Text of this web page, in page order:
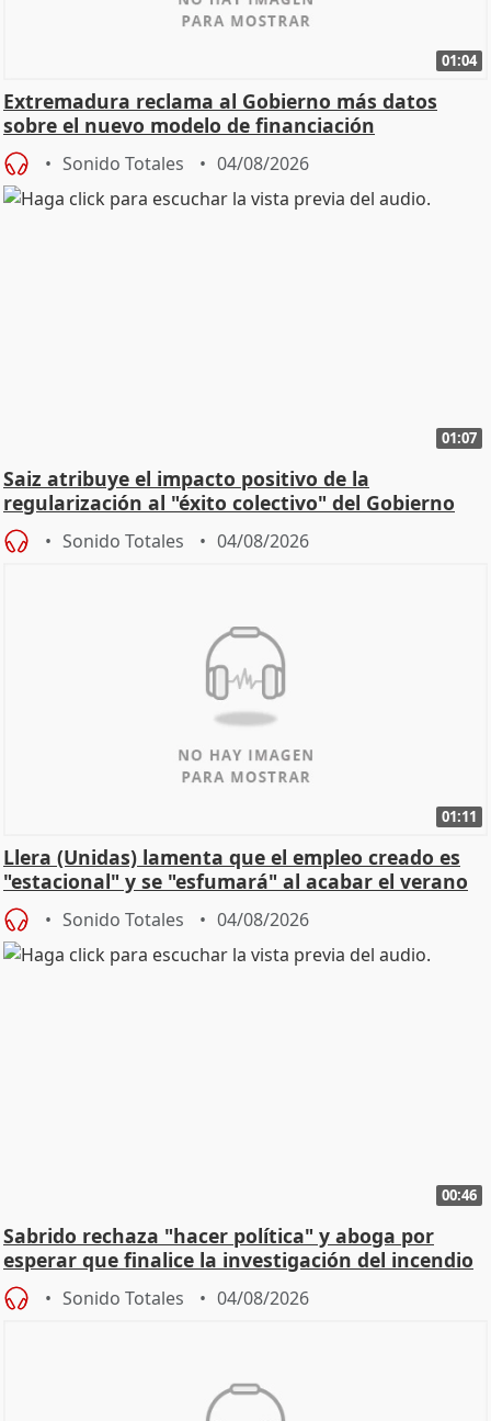
01:04
Extremadura reclama al Gobierno más datos
sobre el nuevo modelo de financiación
Sonido Totales 04/08/2026
01:07
Saiz atribuye el impacto positivo de la
regularización al "éxito colectivo" del Gobierno
Sonido Totales 04/08/2026
01:11
Llera (Unidas) lamenta que el empleo creado es
"estacional" y se "esfumará" al acabar el verano
Sonido Totales 04/08/2026
00:46
Sabrido rechaza "hacer política" y aboga por
esperar que finalice la investigación del incendio
Sonido Totales 04/08/2026